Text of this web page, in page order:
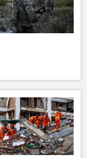
📰 Operación rusa de desmilitarización y desnazificación de Ucrania